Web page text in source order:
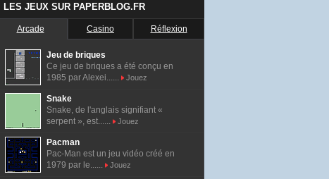
LES JEUX SUR PAPERBLOG.FR
Arcade Casino Réflexion
Jeu de briques
Ce jeu de briques a été conçu en
1985 par Alexei......
Jouez
Snake
Snake, de l'anglais signifiant «
serpent », est......
Jouez
Pacman
Pac-Man est un jeu vidéo créé en
1979 par le......
Jouez